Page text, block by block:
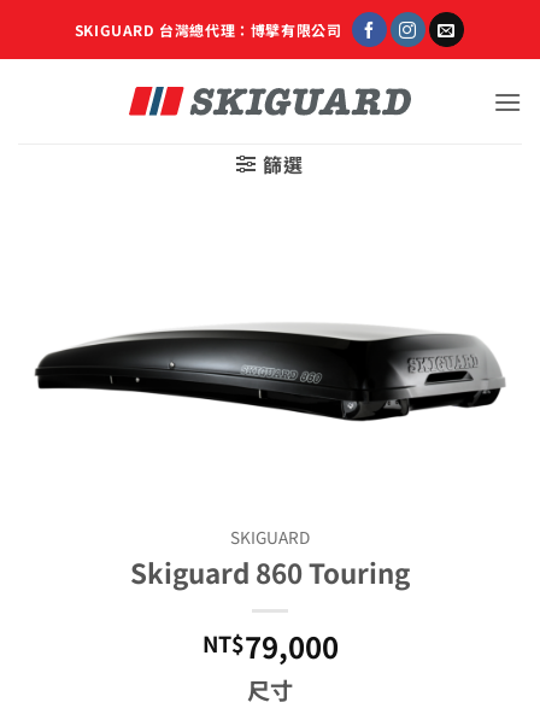
SKIGUARD 台灣總代理：博擘有限公司
篩選
SKIGUARD
Skiguard 860 Touring
NT$79,000
尺寸